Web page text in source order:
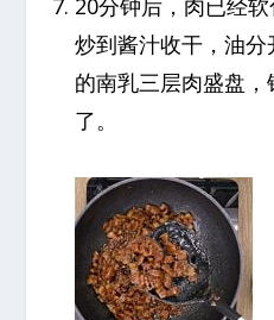
20分钟后，肉已经
炒到酱汁收干，油
的南乳三层肉盛盘
了。